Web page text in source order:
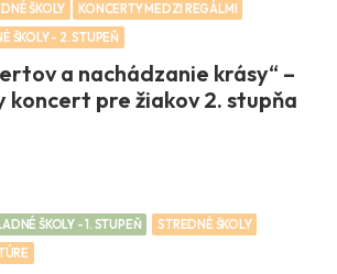
ŠKOLY
KONCERTY MEDZI REGÁLMI
ŠKOLY - 2. STUPEŇ
a nachádzanie krásy“ –
koncert pre žiakov 2. stupňa
ŠKOLY - 1. STUPEŇ
STREDNÉ ŠKOLY